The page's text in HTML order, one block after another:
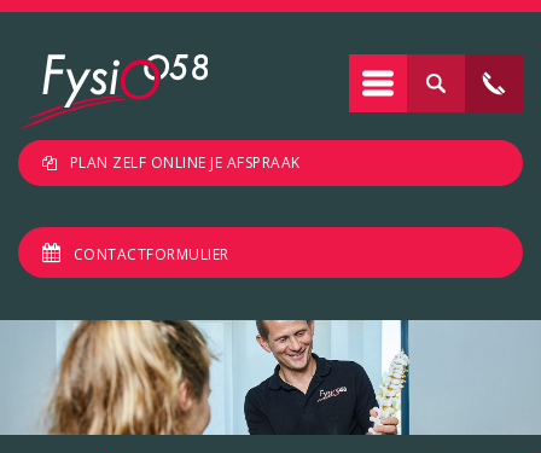
PLAN ZELF ONLINE JE AFSPRAAK
CONTACTFORMULIER